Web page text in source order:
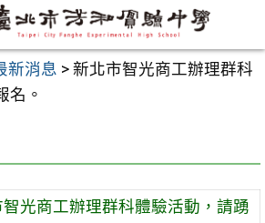
新消息 > 新北市智光商工辦理群科
名。
光商工辦理群科體驗活動，請踴